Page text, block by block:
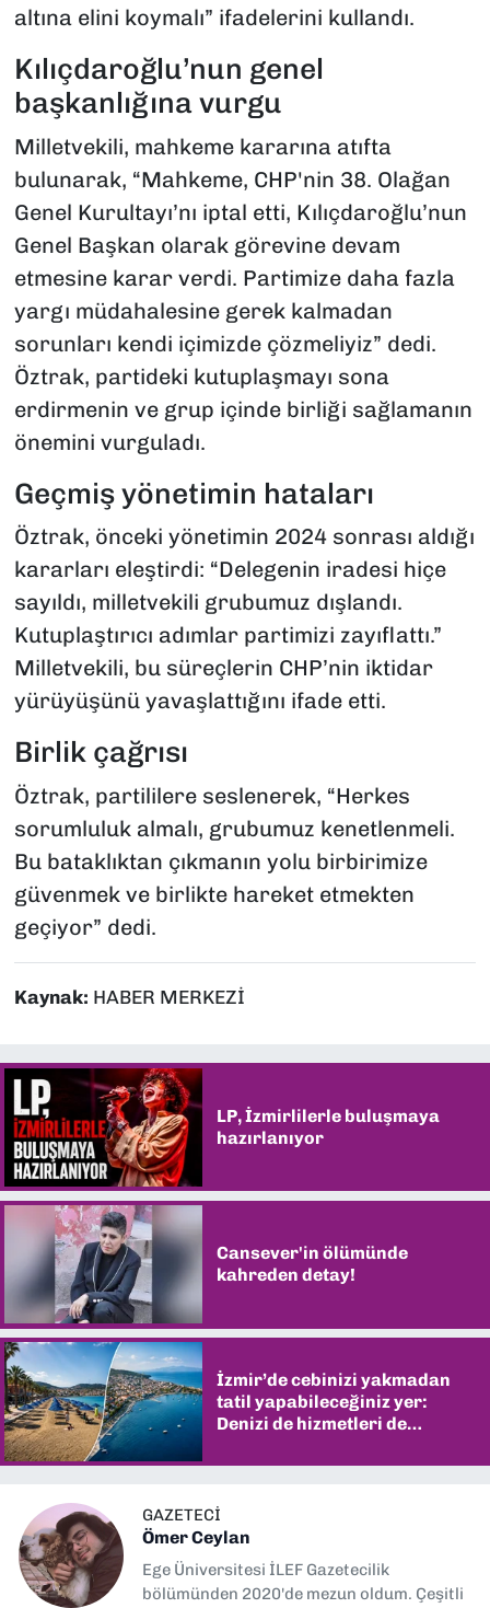
altına elini koymalı” ifadelerini kullandı.
Kılıçdaroğlu’nun genel
başkanlığına vurgu
Milletvekili, mahkeme kararına atıfta
bulunarak, “Mahkeme, CHP'nin 38. Olağan
Genel Kurultayı’nı iptal etti, Kılıçdaroğlu’nun
Genel Başkan olarak görevine devam
etmesine karar verdi. Partimize daha fazla
yargı müdahalesine gerek kalmadan
sorunları kendi içimizde çözmeliyiz” dedi.
Öztrak, partideki kutuplaşmayı sona
erdirmenin ve grup içinde birliği sağlamanın
önemini vurguladı.
Geçmiş yönetimin hataları
Öztrak, önceki yönetimin 2024 sonrası aldığı
kararları eleştirdi: “Delegenin iradesi hiçe
sayıldı, milletvekili grubumuz dışlandı.
Kutuplaştırıcı adımlar partimizi zayıflattı.”
Milletvekili, bu süreçlerin CHP’nin iktidar
yürüyüşünü yavaşlattığını ifade etti.
Birlik çağrısı
Öztrak, partililere seslenerek, “Herkes
sorumluluk almalı, grubumuz kenetlenmeli.
Bu bataklıktan çıkmanın yolu birbirimize
güvenmek ve birlikte hareket etmekten
geçiyor” dedi.
Kaynak: HABER MERKEZİ
LP, İzmirlilerle buluşmaya
hazırlanıyor
Cansever'in ölümünde
kahreden detay!
İzmir’de cebinizi yakmadan
tatil yapabileceğiniz yer:
Denizi de hizmetleri de
GAZETECİ
Ömer Ceylan
Ege Üniversitesi İLEF Gazetecilik
bölümünden 2020'de mezun oldum. Çeşitli